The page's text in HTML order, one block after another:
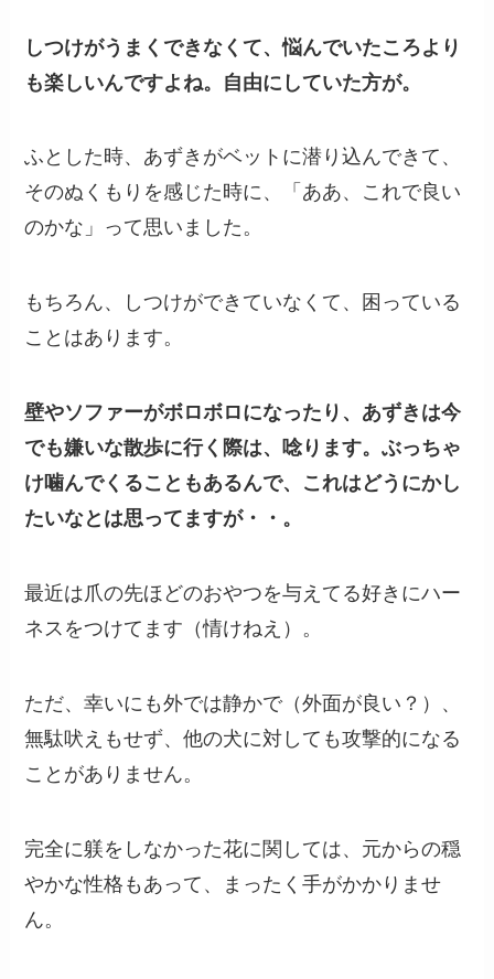
しつけがうまくできなくて、悩んでいたころより
も楽しいんですよね。自由にしていた方が。
ふとした時、あずきがベットに潜り込んできて、
そのぬくもりを感じた時に、「ああ、これで良い
のかな」って思いました。
もちろん、しつけができていなくて、困っている
ことはあります。
壁やソファーがボロボロになったり、あずきは今
でも嫌いな散歩に行く際は、唸ります。ぶっちゃ
け噛んでくることもあるんで、これはどうにかし
たいなとは思ってますが・・。
最近は爪の先ほどのおやつを与えてる好きにハー
ネスをつけてます（情けねえ）。
ただ、幸いにも外では静かで（外面が良い？）、
無駄吠えもせず、他の犬に対しても攻撃的になる
ことがありません。
完全に躾をしなかった花に関しては、元からの穏
やかな性格もあって、まったく手がかかりませ
ん。